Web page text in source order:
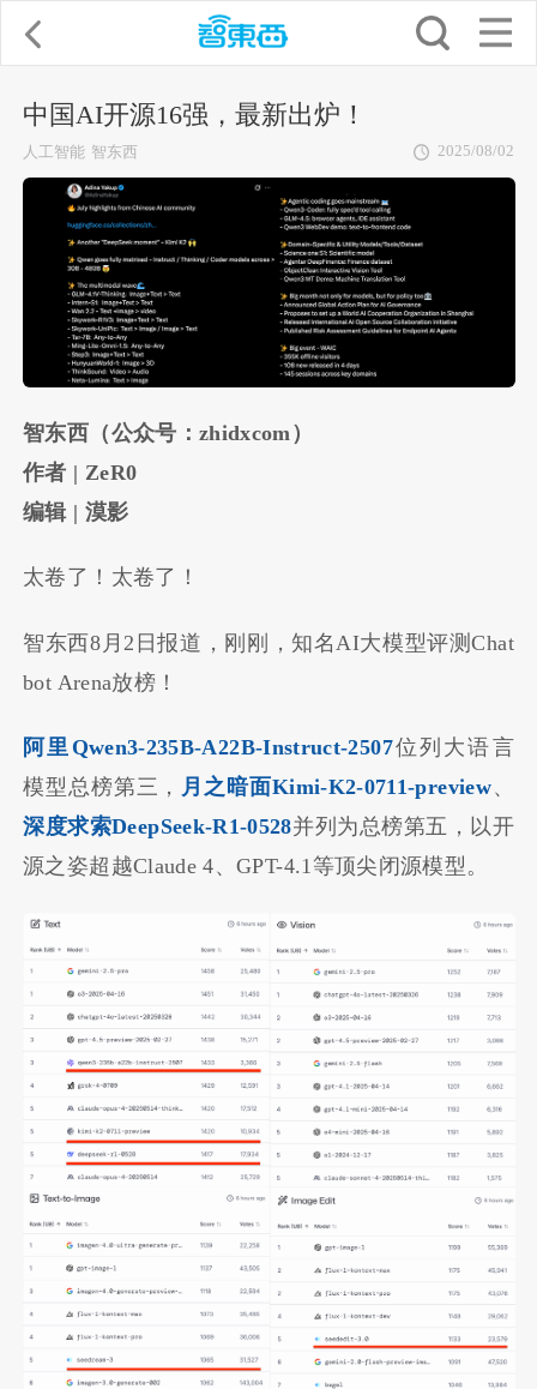
中国AI开源16强，最新出炉！
人工智能 智东西 2025/08/02
智东西（公众号：zhidxcom）
作者 | ZeR0
编辑 | 漠影
太卷了！太卷了！
智东西8月2日报道，刚刚，知名AI大模型评测Chat
bot Arena放榜！
阿里Qwen3-235B-A22B-Instruct-2507位列大语言
模型总榜第三， 月之暗面Kimi-K2-0711-preview、
深度求索DeepSeek-R1-0528并列为总榜第五，以开
源之姿超越Claude 4、GPT-4.1等顶尖闭源模型。